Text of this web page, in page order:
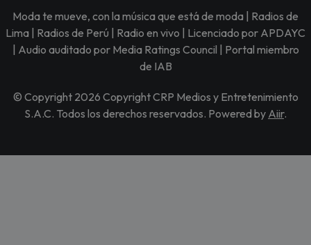
Moda te mueve, con la música que está de moda | Radios de
Lima | Radios de Perú | Radio en vivo | Licenciado por APDAYC
| Audio auditado por Media Ratings Council | Portal miembro
de IAB
© Copyright 2026 Copyright CRP Medios y Entretenimiento
S.A.C. Todos los derechos reservados. Powered by Aiir.